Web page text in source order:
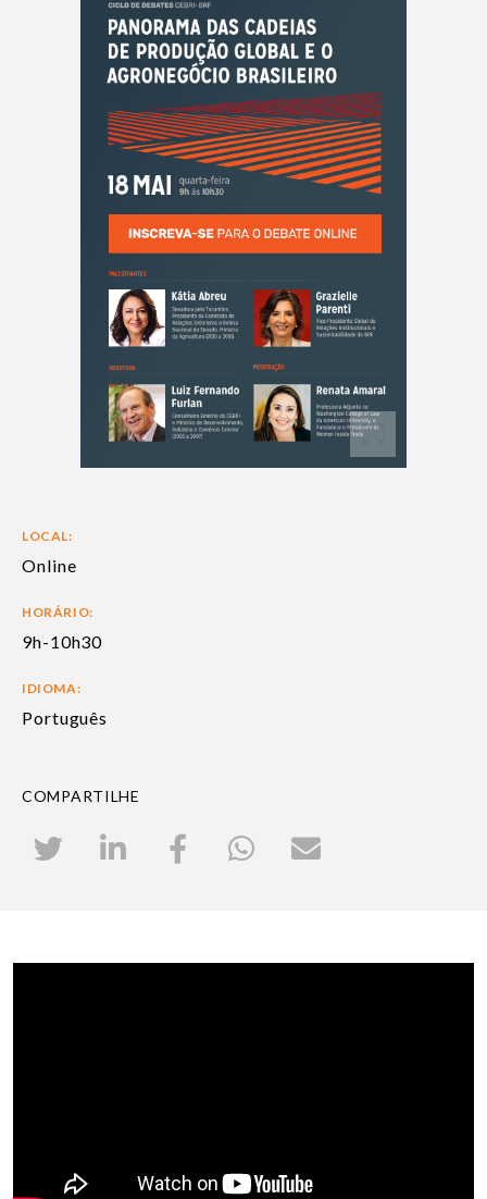
LOCAL:
Online
HORÁRIO:
9h-10h30
IDIOMA:
Português
COMPARTILHE